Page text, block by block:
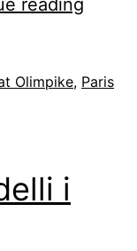
reading
Olimpike, Paris
i